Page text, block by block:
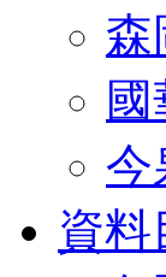
森
今
資料